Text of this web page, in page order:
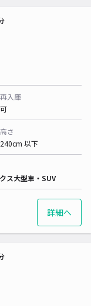
再入庫
可
高さ
240cm 以下
ス大型車・SUV
詳細へ